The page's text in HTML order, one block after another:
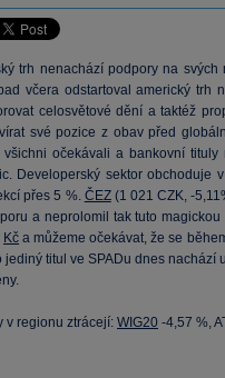
trh nenachází podpory na
včera odstartoval americký trh
celosvětové dění a taktéž
své pozice z obav před
všichni očekávali a bankovní
Developerský sektor obchoduje
přes 5 %. ČEZ(1 021 CZK, -
a neprolomil tak tuto
Kč a můžeme očekávat, že se
jediný titul ve SPADu dnes nachází
v regionu ztrácejí: WIG20 -4,57 %,